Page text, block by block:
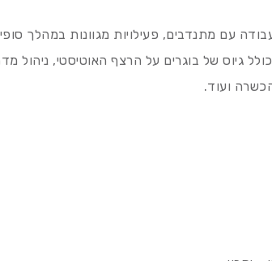
עם מתנדבים, פעילויות מגוונות במהלך
גיוס של בוגרים על הרצף האוטיסטי, ניהול
ועוד.